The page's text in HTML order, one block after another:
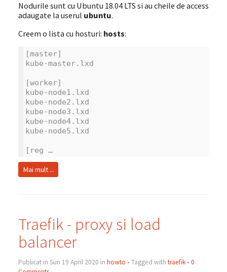
Nodurile sunt cu Ubuntu 18.04 LTS si au cheile de access
adaugate la userul ubuntu.
Creem o lista cu hosturi: hosts:
[master]
kube-master.lxd
[worker]
kube-node1.lxd
kube-node2.lxd
kube-node3.lxd
kube-node4.lxd
kube-node5.lxd
[reg …
Mai mult ...
Traefik - proxy si load
balancer
Publicat in Sun 19 April 2020 in howto • Tagged with traefik• 0